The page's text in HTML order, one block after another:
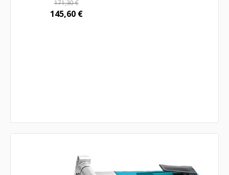
171,30€
145,60 €